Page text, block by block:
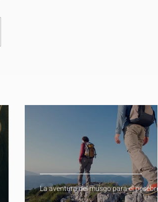
La aventura del musgo para el pesebre